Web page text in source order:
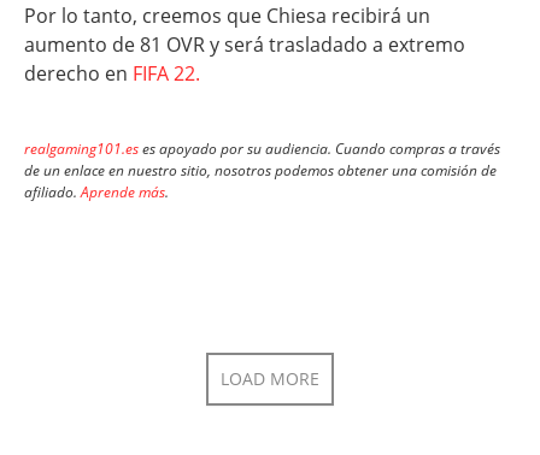
Por lo tanto, creemos que Chiesa recibirá un
aumento de 81 OVR y será trasladado a extremo
derecho en FIFA 22.
realgaming101.eses apoyado por su audiencia. Cuando compras a través
de un enlace en nuestro sitio, nosotros podemos obtener una comisión de
afiliado.Aprende más.
LOAD MORE